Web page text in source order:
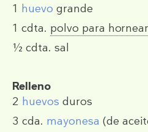
1 huevo grande
1 cdta. polvo para hornear
½ cdta. sal
Relleno
2 huevos duros
3 cda. mayonesa (de